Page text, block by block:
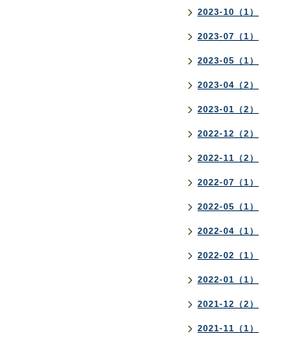
2023-10（1）
2023-07（1）
2023-05（1）
2023-04（2）
2023-01（2）
2022-12（2）
2022-11（2）
2022-07（1）
2022-05（1）
2022-04（1）
2022-02（1）
2022-01（1）
2021-12（2）
2021-11（1）